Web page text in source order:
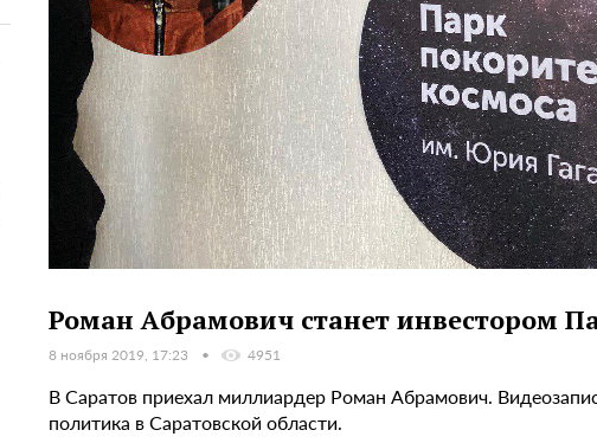
Роман Абрамович станет инвестором
8 ноября 2019, 17:23 4951
В Саратов приехал миллиардер Роман Абрамович.
политика в Саратовской области.